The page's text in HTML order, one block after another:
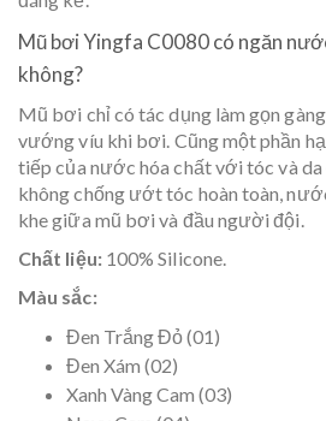
Mũ bơi Yingfa C0080 có ngăn
không?
Mũ bơi chỉ có tác dụng làm gọn
vướng víu khi bơi. Cũng một phần
tiếp của nước hóa chất với tóc và da
không chống ướt tóc hoàn toàn,
khe giữa mũ bơi và đầu người đội.
Chất liệu: 100% Silicone.
Màu sắc:
Đen Trắng Đỏ (01)
Đen Xám (02)
Xanh Vàng Cam (03)